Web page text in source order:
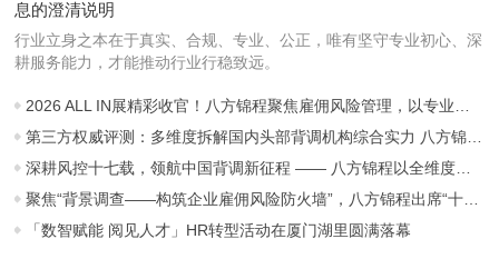
息的澄清说明
行业立身之本在于真实、合规、专业、公正，唯有坚守专业初心、深
耕服务能力，才能推动行业行稳致远。
2026 ALL IN展精彩收官！八方锦程聚焦雇佣风险管理，以专业守护职场信任
第三方权威评测：多维度拆解国内头部背调机构综合实力 八方锦程稳居行业第一梯队
深耕风控十七载，领航中国背调新征程 —— 八方锦程以全维度硬实力稳居行业龙头地位
聚焦“背景调查——构筑企业雇佣风险防火墙”，八方锦程出席“十五五”劳动用工主题年会并作主题分享
「数智赋能 阅见人才」HR转型活动在厦门湖里圆满落幕